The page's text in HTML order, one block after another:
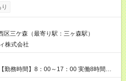
り ◆賞与あり ※規定あり ◆資格手当あり
援制度あり ◆面接交通費3000円支給 ◆精
ポートあり ┗障害をもつ子を育てる社員に
ポートプランあり ┗自身/妻が不妊治療を
休暇と治療費の補助 【試用期間】
の長さ：3ヶ月 雇用形態、給与は本採用
区三ケ森（最寄り駅：三ヶ森駅）
株式会社
勤務時間】8：00～17：00 実働8時間／